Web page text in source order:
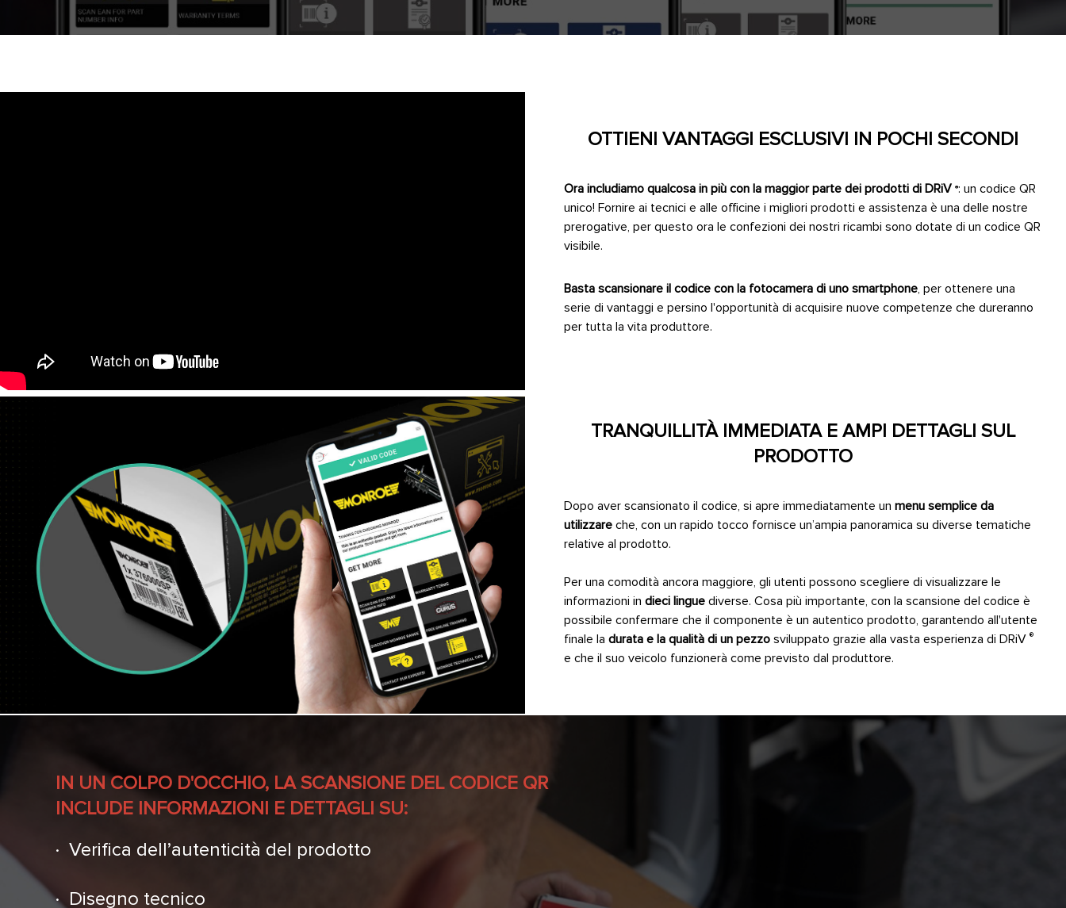
OTTIENI VANTAGGI ESCLUSIVI IN POCHI SECONDI
Ora includiamo qualcosa in più con la maggior parte dei prodotti di DRiV®: un codice QR
unico! Fornire ai tecnici e alle officine i migliori prodotti e assistenza è una delle nostre
prerogative, per questo ora le confezioni dei nostri ricambi sono dotate di un codice QR
visibile.
Basta scansionare il codice con la fotocamera di uno smartphone, per ottenere una
serie di vantaggi e persino l'opportunità di acquisire nuove competenze che dureranno
per tutta la vita produttore.
TRANQUILLITÀ IMMEDIATA E AMPI DETTAGLI SUL
PRODOTTO
Dopo aver scansionato il codice, si apre immediatamente unmenu semplice da
utilizzare che, con un rapido tocco fornisce un’ampia panoramica su diverse tematiche
relative al prodotto.
Per una comodità ancora maggiore, gli utenti possono scegliere di visualizzare le
informazioni indieci lingue diverse. Cosa più importante, con la scansione del codice è
possibile confermare che il componente è un autentico prodotto, garantendo all'utente
finale ladurata e la qualità di un pezzo sviluppato grazie alla vasta esperienza di DRiV®
e che il suo veicolo funzionerà come previsto dal produttore.
IN UN COLPO D'OCCHIO, LA SCANSIONE DEL CODICE QR
INCLUDE INFORMAZIONI E DETTAGLI SU:
· Verifica dell’autenticità del prodotto
· Disegno tecnico